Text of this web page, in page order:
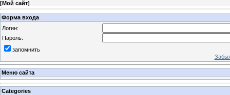
[Мой сайт]
Форма входа
Логин:
Пароль:
запомнить
Меню сайта
Categories